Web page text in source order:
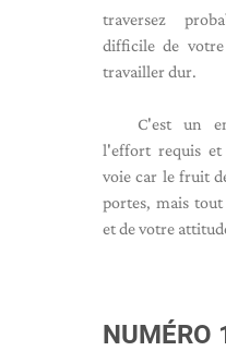
traversez
difficile de
travailler dur.
C'est un
l'effort requis
voie car le fruit
portes, mais
et de votre
NUMÉRO